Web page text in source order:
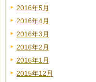
2016年5月
2016年4月
2016年3月
2016年2月
2016年1月
2015年12月